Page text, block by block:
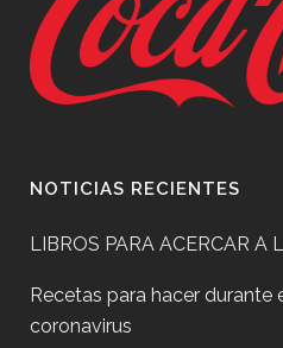
NOTICIAS RECIENTES
LIBROS PARA ACERCAR A
Recetas para hacer
coronavirus